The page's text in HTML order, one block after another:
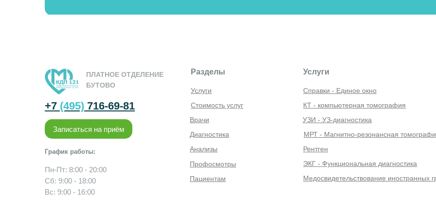
График работы:
Пн-Пт: 8:00 - 20:00
Сб: 9:00 - 18:00
Вс: 9:00 - 16:00
Услуги
Разделы
Услуги
Cправки - Единое окно
КТ - компьютерная томография
УЗИ - УЗ-диагностика
+7 (495) 716-69-81
Анализы
Врачи
Диагностика
Профосмотры
Записаться на приём
Пациентам
Рентген
ЭКГ - Функциональная диагностика
МРТ - Магнитно-резонансная
Медосвидетельствование иностранных
Стоимость услуг
ПЛАТНОЕ ОТДЕЛЕНИЕ
БУТОВО
ИМЕЮТСЯ ПРОТИВОПОКАЗАНИЯ, НЕОБХОДИМО
СПЕЦИАЛИСТОМ